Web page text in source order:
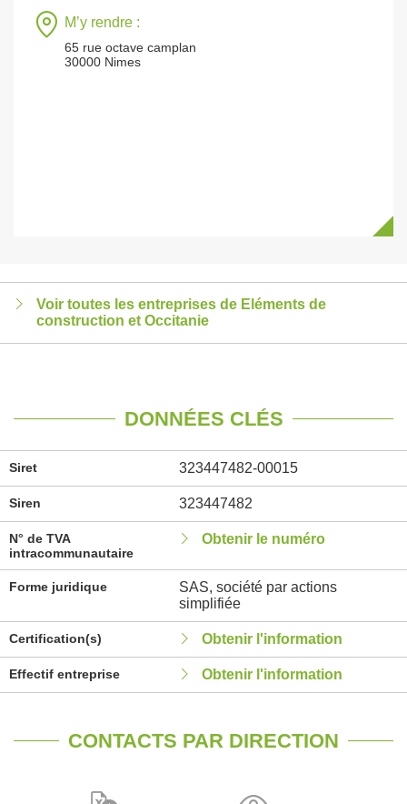
M’y rendre :
65 rue octave camplan
30000 Nimes
Voir toutes les entreprises de Eléments de
construction et Occitanie
DONNÉES CLÉS
Siret 323447482-00015
Siren 323447482
N° de TVA
intracommunautaire
Obtenir le numéro
Forme juridique
SAS, société par actions
simplifiée
Certification(s) Obtenir l'information
Effectif entreprise Obtenir l'information
CONTACTS PAR DIRECTION